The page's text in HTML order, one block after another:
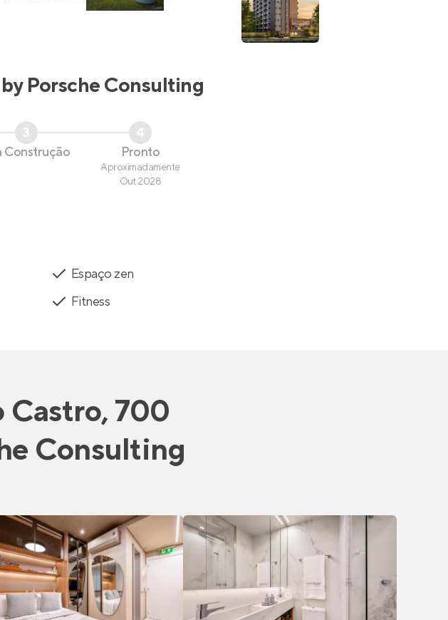
Porsche Consulting
3
Construção
4
Pronto
Aproximadamente
Out 2028
Espaço zen
Fitness
Castro, 700
Consulting